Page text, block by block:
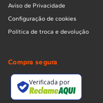
Aviso de Privacidade
Configuração de cookies
Política de troca e devolução
Compra segura
Verificada por